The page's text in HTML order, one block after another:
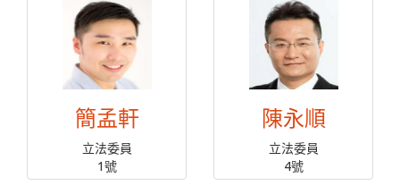
簡孟軒
立法委員
1號
陳永順
立法委員
4號